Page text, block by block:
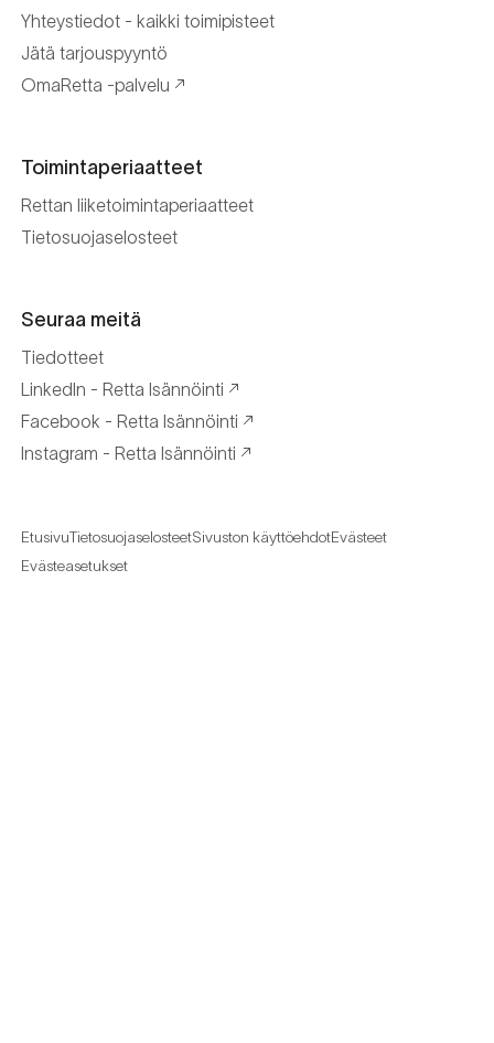
Yhteystiedot - kaikki toimipisteet
Jätä tarjouspyyntö
OmaRetta -palvelu
Toimintaperiaatteet
Rettan liiketoimintaperiaatteet
Tietosuojaselosteet
Seuraa meitä
Tiedotteet
LinkedIn - Retta Isännöinti
Facebook - Retta Isännöinti
Instagram - Retta Isännöinti
EtusivuTietosuojaselosteetSivuston käyttöehdotEvästeet
Evästeasetukset